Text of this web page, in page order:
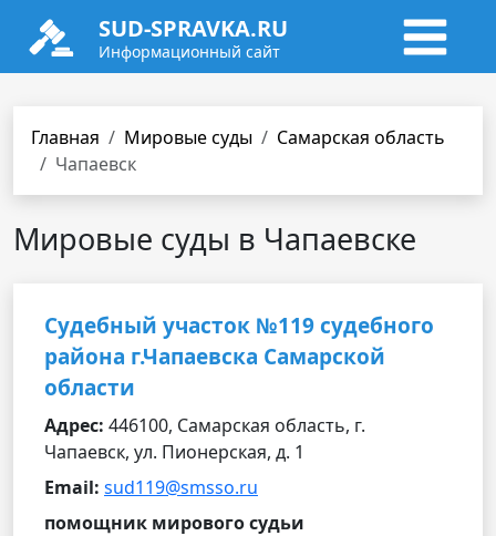
SUD-SPRAVKA.RU
Информационный сайт
Главная Мировые суды
Самарская область
Чапаевск
Мировые суды в Чапаевске
Судебный участок №119 судебного
района г.Чапаевска Самарской
области
Адрес: 446100, Самарская область, г.
Чапаевск, ул. Пионерская, д. 1
Email: sud119@smsso.ru
помощник мирового судьи